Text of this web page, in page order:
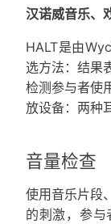
汉诺威音乐、
HALT是由
选方法：结果
检测参与者使
放设备：两种
音量检查
使用音乐片段
的刺激，参